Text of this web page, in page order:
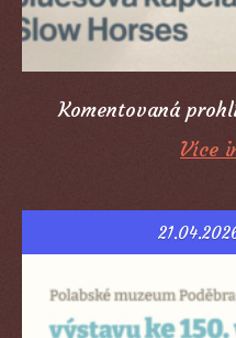
Komentovaná
Více